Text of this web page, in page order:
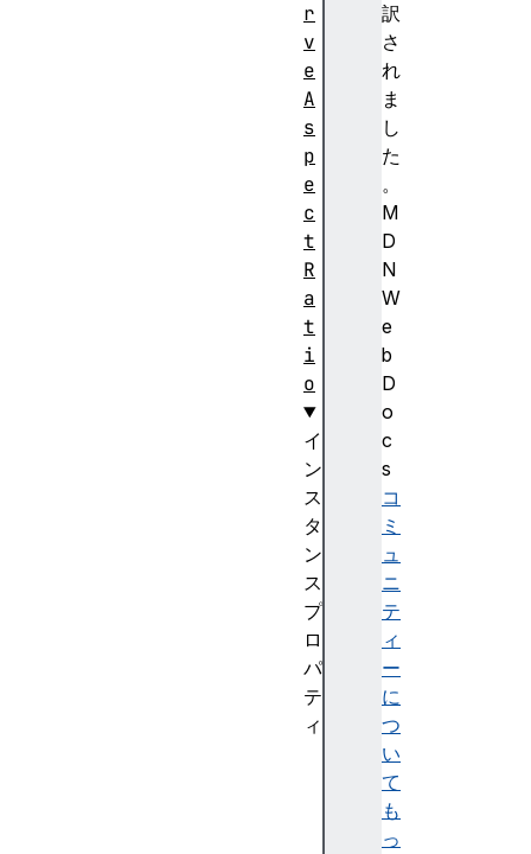
訳
さ
れ
ま
し
た
。
M
D
N
W
e
b
D
o
c
s
コ
ミ
ュ
ニ
テ
ィ
ー
に
つ
い
て
も
っ
r
v
e
A
s
p
e
c
t
R
a
t
i
o
イ
ン
ス
タ
ン
ス
プ
ロ
パ
テ
ィ